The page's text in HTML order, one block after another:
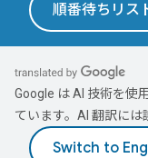
順番待ちリス
Google は AI 技術を使
ています。AI 翻訳には